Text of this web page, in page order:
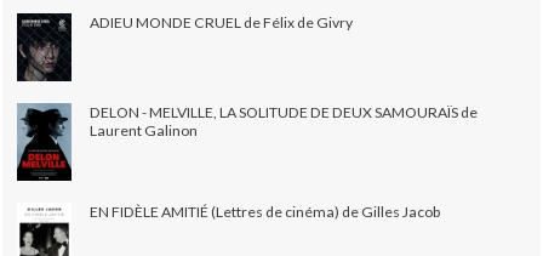
ADIEU MONDE CRUEL de Félix de Givry
DELON - MELVILLE, LA SOLITUDE DE DEUX SAMOURAÏS de
Laurent Galinon
EN FIDÈLE AMITIÉ (Lettres de cinéma) de Gilles Jacob